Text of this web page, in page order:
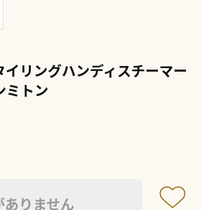
イリングハンディスチーマー
ミトン
りません